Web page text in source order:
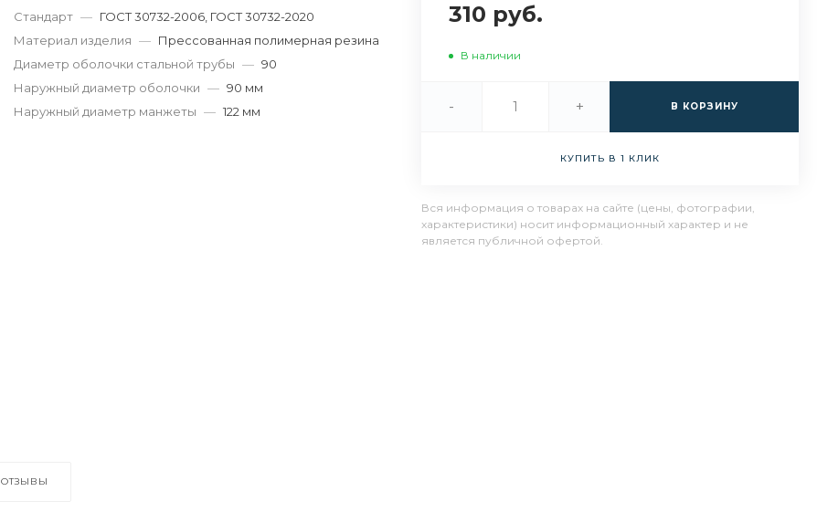
Стандарт — ГОСТ 30732-2006, ГОСТ 30732-2020
Материал изделия — Прессованная полимерная резина
Диаметр оболочки стальной трубы — 90
Наружный диаметр оболочки — 90 мм
Наружный диаметр манжеты — 122 мм
310 руб.
В наличии
- + В КОРЗИНУ
КУПИТЬ В 1 КЛИК
Вся информация о товарах на сайте (цены, фотографии,
характеристики) носит информационный характер и не
является публичной офертой.
ОТЗЫВЫ